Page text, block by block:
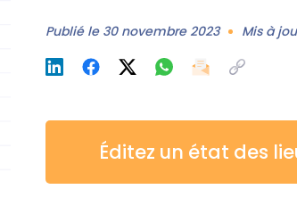
Publié le 30 novembre 2023 Mis à
Éditez un état des